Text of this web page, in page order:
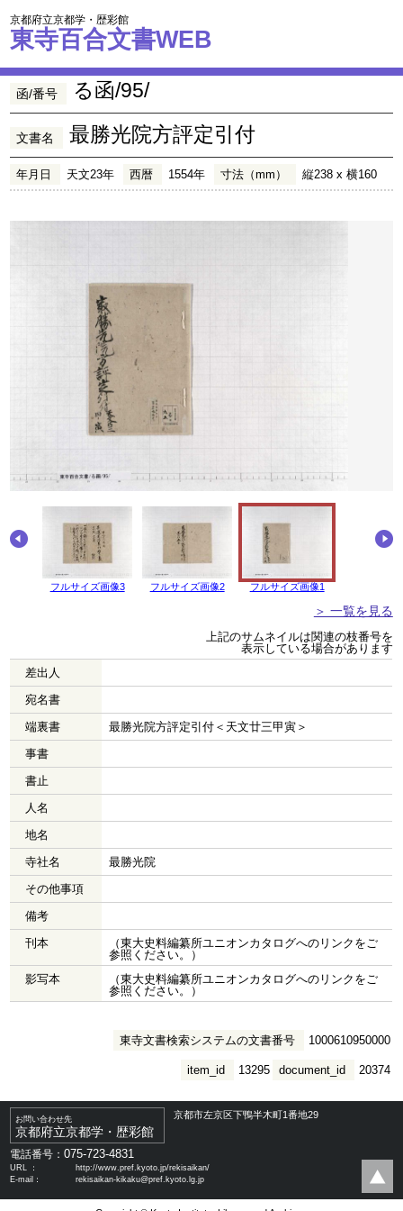
京都府立京都学・歴彩館
東寺百合文書WEB
函/番号 る函/95/
文書名 最勝光院方評定引付
年月日 天文23年 西暦 1554年 寸法（mm） 縦238 x 横160
フルサイズ画像3 フルサイズ画像2 フルサイズ画像1
＞ 一覧を見る
上記のサムネイルは関連の枝番号を
表示している場合があります
差出人
宛名書
端裏書
最勝光院方評定引付＜天文廿三甲寅＞
事書
書止
人名
地名
寺社名
最勝光院
その他事項
備考
刊本
（東大史料編纂所ユニオンカタログへのリンクをご
参照ください。）
影写本
（東大史料編纂所ユニオンカタログへのリンクをご
参照ください。）
東寺文書検索システムの文書番号 1000610950000
document_id 20374
item_id 13295
お問い合わせ先
京都府立京都学・歴彩館
京都市左京区下鴨半木町1番地29
電話番号：075-723-4831
URL ：
http://www.pref.kyoto.jp/rekisaikan/
E-mail：
rekisaikan-kikaku@pref.kyoto.lg.jp